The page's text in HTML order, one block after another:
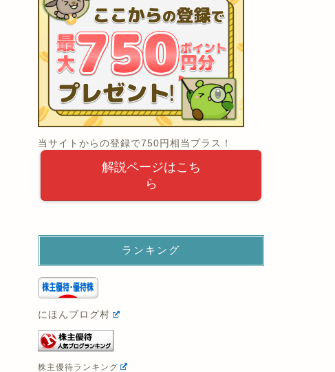
当サイトからの登録で750円相当プラス！
解説ページはこち
ら
ランキング
にほんブログ村
株主優待ランキング